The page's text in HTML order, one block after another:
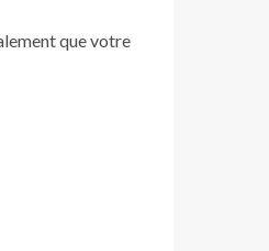
que votre